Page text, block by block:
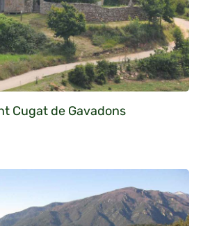
Cugat de Gavadons